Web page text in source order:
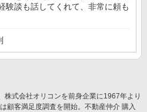
験談も話してくれて、非常に頼も
株式会社オリコンを前身企業に1967年より
顧客満足度調査を開始。不動産仲介 購入